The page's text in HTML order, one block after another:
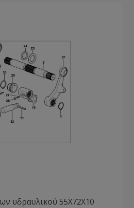
υδραυλικού 55Χ72Χ10